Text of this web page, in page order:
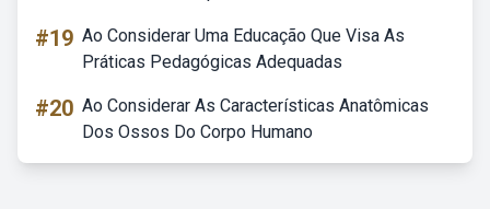
#19 Ao Considerar Uma Educação Que Visa As
Práticas Pedagógicas Adequadas
#20 Ao Considerar As Características Anatômicas
Dos Ossos Do Corpo Humano